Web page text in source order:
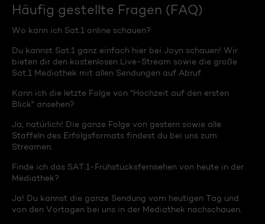
Häufig gestellte Fragen (FAQ)
Wo kann ich Sat.1 online schauen?
Du kannst Sat.1 ganz einfach hier bei Joyn schauen! Wir
bieten dir den kostenlosen Live-Stream sowie die große
Sat.1 Mediathek mit allen Sendungen auf Abruf.
Kann ich die letzte Folge von "Hochzeit auf den ersten
Blick" ansehen?
Ja, natürlich! Die ganze Folge von gestern sowie alle
Staffeln des Erfolgsformats findest du bei uns zum
Streamen.
Finde ich das SAT.1-Frühstücksfernsehen von heute in der
Mediathek?
Ja! Du kannst die ganze Sendung vom heutigen Tag und
von den Vortagen bei uns in der Mediathek nachschauen.